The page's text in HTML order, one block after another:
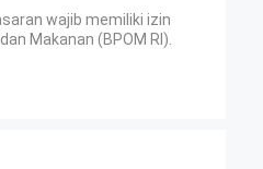
wajib memiliki izin
Makanan (BPOM RI).